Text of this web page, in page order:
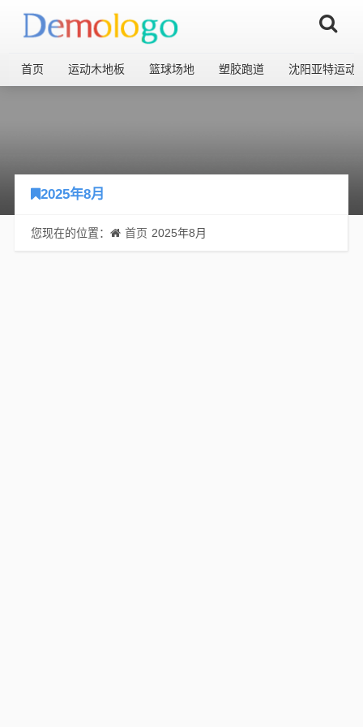
首页 运动木地板 篮球场地 塑胶跑道 沈阳亚特运动
2025年8月
您现在的位置： 首页 2025年8月